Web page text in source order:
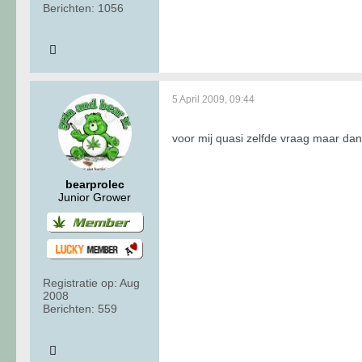
Berichten: 1056
bearprolec
Junior Grower
Registratie op: Aug
2008
Berichten: 559
5 April 2009, 09:44
voor mij quasi zelfde vraag maar